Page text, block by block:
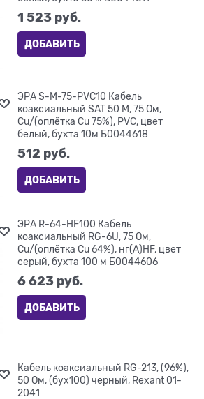
1 523 руб.
ДОБАВИТЬ
ЭРА S-M-75-PVC10 Кабель
коаксиальный SAT 50 М, 75 Ом,
Cu/(оплётка Cu 75%), PVC, цвет
белый, бухта 10м Б0044618
512 руб.
ДОБАВИТЬ
ЭРА R-64-HF100 Кабель
коаксиальный RG-6U, 75 Ом,
Cu/(оплётка Cu 64%), нг(А)HF, цвет
серый, бухта 100 м Б0044606
6 623 руб.
ДОБАВИТЬ
Кабель коаксиальный RG-213, (96%),
50 Ом, (бух100) черный, Rexant 01-
2041